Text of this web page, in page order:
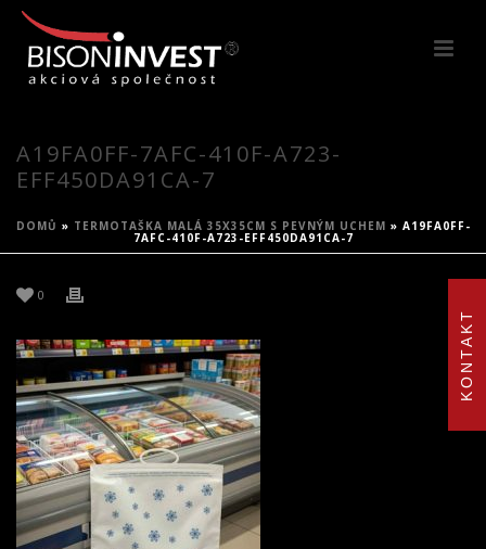
KONTAKT
A19FA0FF-7AFC-410F-A723-
EFF450DA91CA-7
DOMŮ » TERMOTAŠKA MALÁ 35X35CM S PEVNÝM UCHEM » A19FA0FF-
7AFC-410F-A723-EFF450DA91CA-7
0